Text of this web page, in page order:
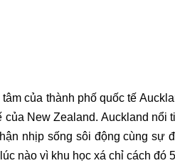
của thành phố quốc tế
của New Zealand. Auckland
nhịp sống sôi động cùng
nào vì khu học xá chỉ cách đó